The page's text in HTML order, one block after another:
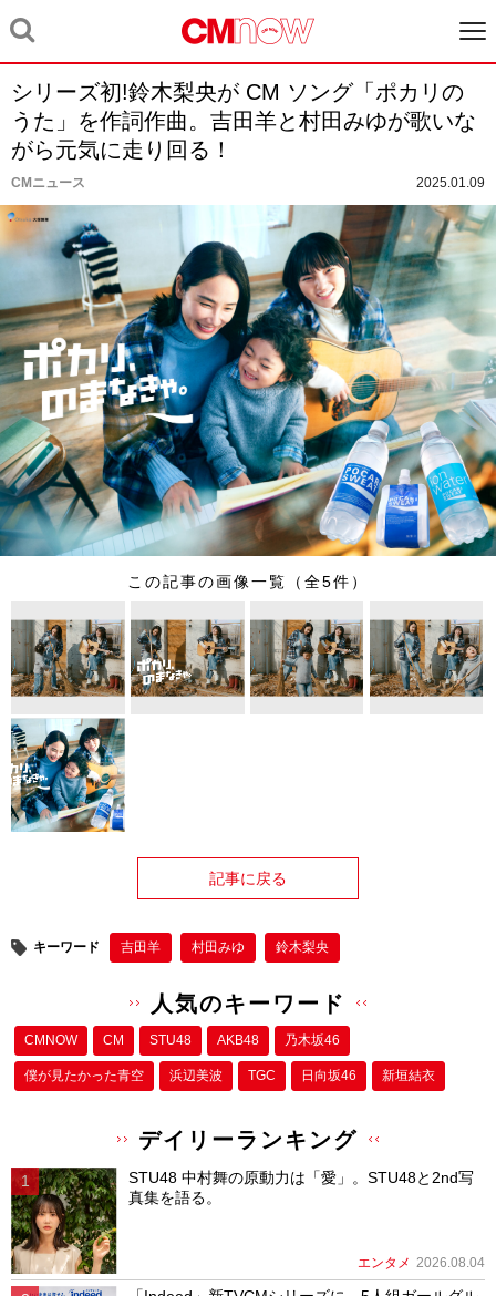
シリーズ初!鈴木梨央が CM ソング「ポカリの
うた」を作詞作曲。吉田羊と村田みゆが歌いな
がら元気に走り回る！
CMニュース 2025.01.09
この記事の画像一覧（全5件）
記事に戻る
キーワード 吉田羊 村田みゆ 鈴木梨央
人気のキーワード
CMNOW CM STU48 AKB48 乃木坂46
僕が⾒たかった⻘空 浜辺美波 TGC 日向坂46 新垣結衣
デイリーランキング
STU48 中村舞の原動力は「愛」。STU48と2nd写
真集を語る。
エンタメ 2026.08.04